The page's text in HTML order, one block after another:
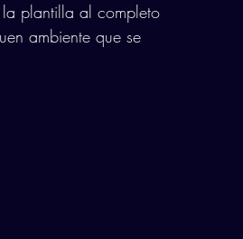
plantilla al completo
ambiente que se